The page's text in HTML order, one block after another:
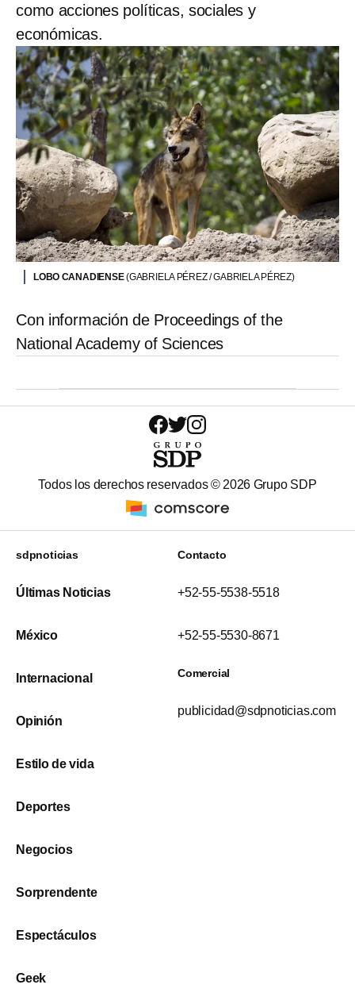
como acciones políticas, sociales y
económicas.
LOBO CANADIENSE(GABRIELA PÉREZ / GABRIELA PÉREZ)
Con información de Proceedings of the
National Academy of Sciences
Todos los derechos reservados © 2026 Grupo SDP
sdpnoticias
Últimas Noticias
México
Internacional
Opinión
Estilo de vida
Deportes
Negocios
Sorprendente
Espectáculos
Geek
Contacto
+52-55-5538-5518
+52-55-5530-8671
Comercial
publicidad@sdpnoticias.com